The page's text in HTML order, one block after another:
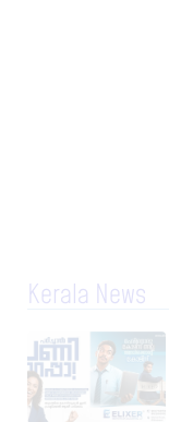
Kerala News